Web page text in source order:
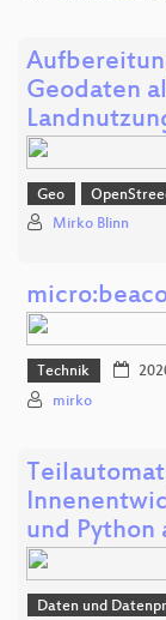
Geodaten
Geo
Mirko Blinn
Technik
mirko
und Python
Daten und